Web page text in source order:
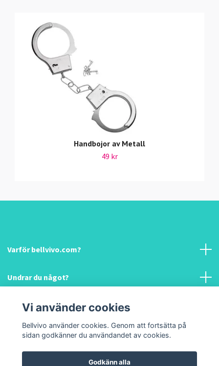
Handbojor av Metall
49 kr
Varför bellvivo.com?
Undrar du något?
Information & hjälp!
Sociala medier
Vi använder cookies
Bellvivo använder cookies. Genom att fortsätta på
sidan godkänner du användandet av cookies.
Godkänn alla